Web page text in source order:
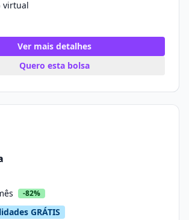
virtual
Ver mais detalhes
Quero esta bolsa
-82%
GRÁTIS